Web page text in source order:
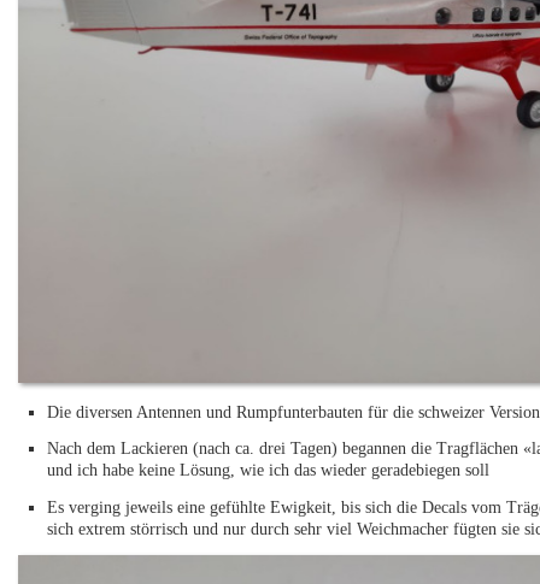
Die diversen Antennen und Rumpfunterbauten für die schweizer
Nach dem Lackieren (nach ca. drei Tagen) begannen die Tragflächen
und ich habe keine Lösung, wie ich das wieder geradebiegen soll
Es verging jeweils eine gefühlte Ewigkeit, bis sich die Decals vom
sich extrem störrisch und nur durch sehr viel Weichmacher fügten sie